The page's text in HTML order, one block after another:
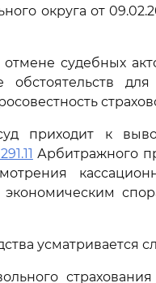
округа от
судебных
обстоятельств
приходит к
Арбитражного
усматривается
страхования